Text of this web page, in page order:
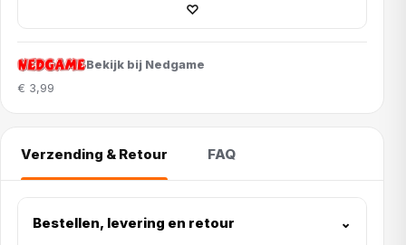
♡
Bekijk bij Nedgame
€ 3,99
Verzending & Retour FAQ
Bestellen, levering en retour ⌄